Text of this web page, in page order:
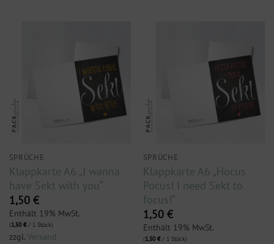
SPRÜCHE
Klappkarte A6 „I wanna
have Sekt with you“
1,50 €
Enthält 19% MwSt.
(1,50€/ 1 Stück)
zzgl. Versand
SPRÜCHE
Klappkarte A6 „Hocus
Pocus! I need Sekt to
focus!“
1,50 €
Enthält 19% MwSt.
(1,50€/ 1 Stück)